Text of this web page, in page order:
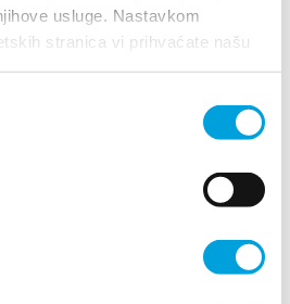
usluge. Nastavkom
stranica vi prihvaćate našu
info.hr
Indicazioni
Indicazioni